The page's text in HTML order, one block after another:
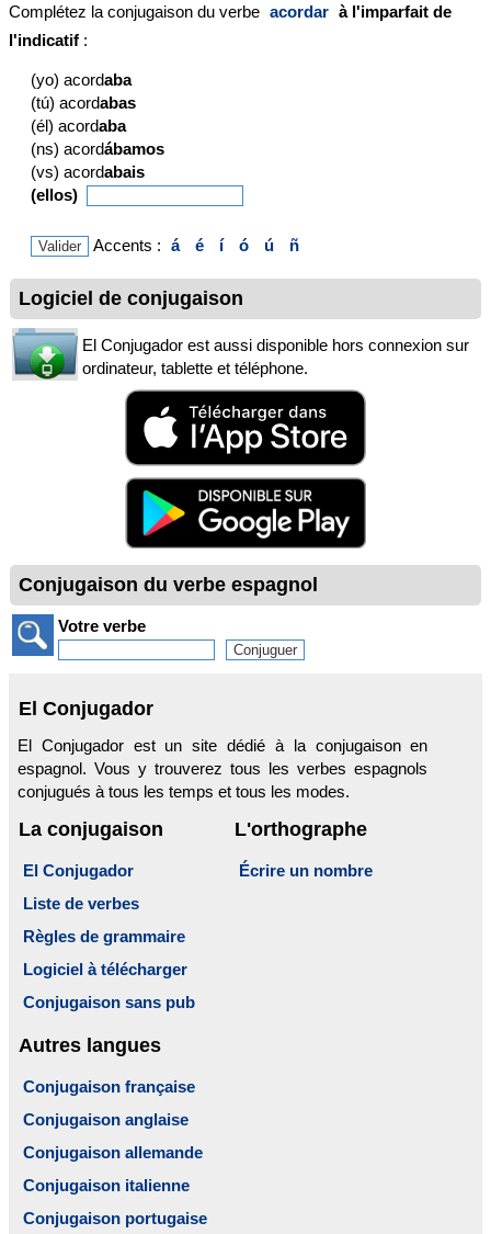
Complétez la conjugaison du verbe acordar à l'imparfait de
l'indicatif :
(yo) acordaba
(tú) acordabas
(él) acordaba
(ns) acordábamos
(vs) acordabais
(ellos)
Accents : á é í ó ú ñ
Logiciel de conjugaison
El Conjugador est aussi disponible hors connexion sur
ordinateur, tablette et téléphone.
Conjugaison du verbe espagnol
Votre verbe
El Conjugador
El Conjugador est un site dédié à la conjugaison en
espagnol. Vous y trouverez tous les verbes espagnols
conjugués à tous les temps et tous les modes.
La conjugaison
El Conjugador
Liste de verbes
Règles de grammaire
Logiciel à télécharger
Conjugaison sans pub
L'orthographe
Écrire un nombre
Autres langues
Conjugaison française
Conjugaison anglaise
Conjugaison allemande
Conjugaison italienne
Conjugaison portugaise